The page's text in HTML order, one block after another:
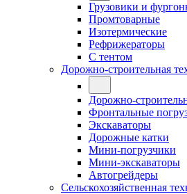
Грузовики и
Промтоварные
Изотермические
Рефрижераторы
С тентом
Дорожно-строительная
Дорожно-
Фронтальные
Экскаваторы
Дорожные катки
Мини-погрузчики
Мини-экскаваторы
Автогрейдеры
Сельскохозяйственная